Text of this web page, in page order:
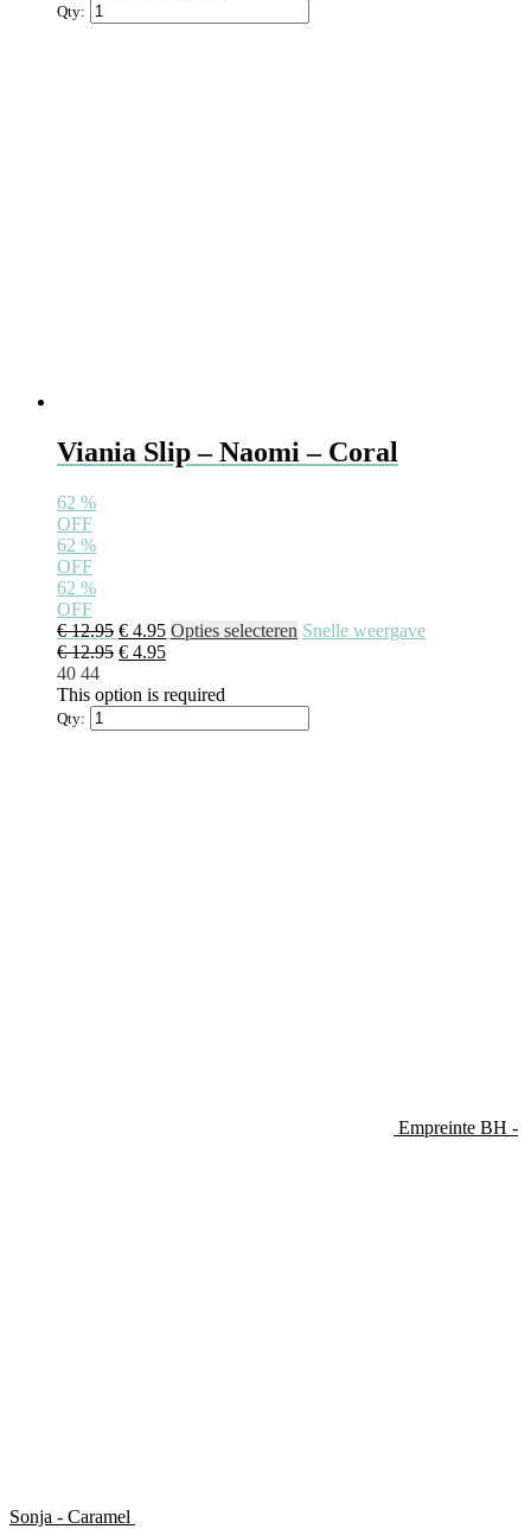
Qty:
Viania Slip – Naomi – Coral
62 %
OFF
62 %
OFF
62 %
OFF
€12.95 € 4.95 Opties selecteren Snelle weergave
€12.95 € 4.95
40 44
This option is required
Qty:
Empreinte BH -
Sonja - Caramel